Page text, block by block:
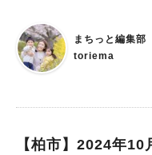
ーサル室で「ファンタジーコン
リンセスの物語』。 フルートとハープのデュオでしっとり、お
はなしと音楽の世界を感じられるそ
そのご家族対象 ②キッズ公演 時間：10:50開演（10:40開場）1
まちっと編集部
toriema
【柏市】2024年